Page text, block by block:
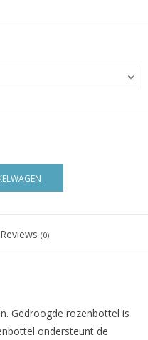
Reviews (0)
Gedroogde rozenbottel is
ondersteunt de